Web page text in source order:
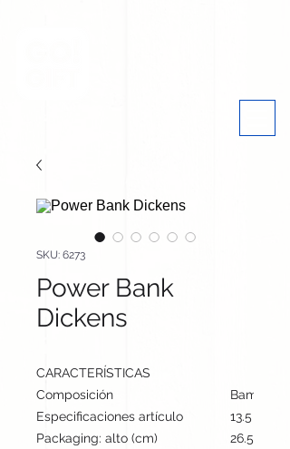
SKU: 6273
Power Bank
Dickens
CARACTERÍSTICAS
Composición
Bambú/
Especificaciones artículo
13.5 cm /
Packaging: alto (cm)
26.5